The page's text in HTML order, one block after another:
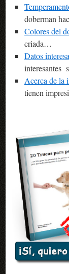
doberman
Colores del
criada…
Datos
interesantes
Acerca de la
tienen